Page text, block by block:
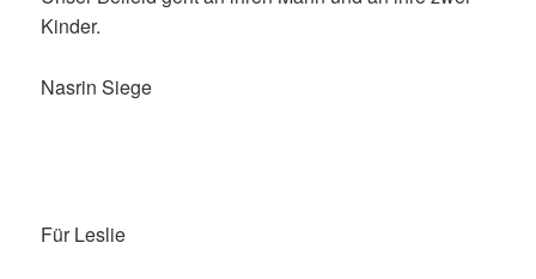
Kinder.
Nasrin Siege
Für Leslie